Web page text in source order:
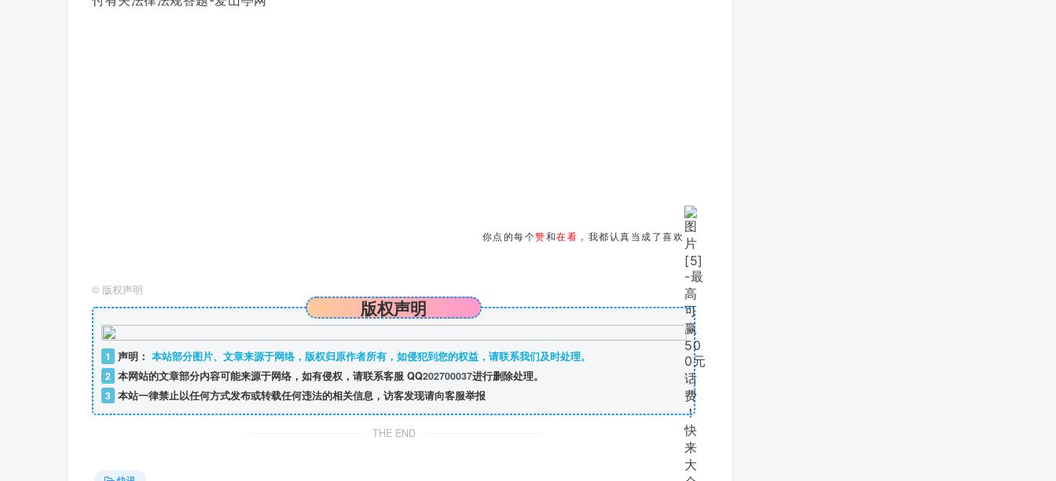
你点的每个赞和在看 ，我都认真当成了喜欢
© 版权声明
版权声明
1 声明： 本站部分图片、文章来源于网络，版权归原作者所有，如侵犯到您的权益，请联系我们及时处理。
2 本网站的文章部分内容可能来源于网络，如有侵权，请联系客服 QQ202700037进行删除处理。
3 本站一律禁止以任何方式发布或转载任何违法的相关信息，访客发现请向客服举报
THE END